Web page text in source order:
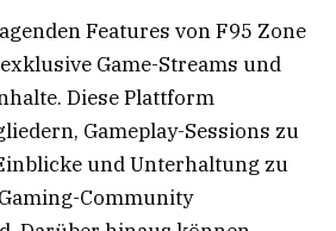
Features von F95 Zone
Game-Streams und
Diese Plattform
Gameplay-Sessions zu
und Unterhaltung zu
Community